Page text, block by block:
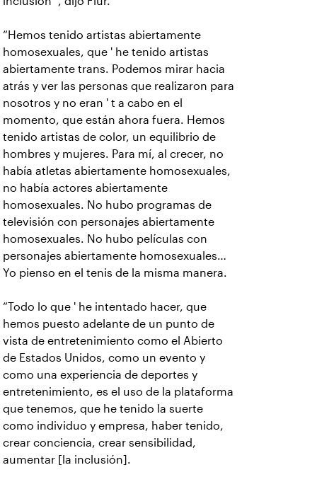
“Hemos tenido artistas abiertamente
homosexuales, que ' he tenido artistas
abiertamente trans. Podemos mirar hacia
atrás y ver las personas que realizaron para
nosotros y no eran ' t a cabo en el
momento, que están ahora fuera. Hemos
tenido artistas de color, un equilibrio de
hombres y mujeres. Para mí, al crecer, no
había atletas abiertamente homosexuales,
no había actores abiertamente
homosexuales. No hubo programas de
televisión con personajes abiertamente
homosexuales. No hubo películas con
personajes abiertamente homosexuales…
Yo pienso en el tenis de la misma manera.
“Todo lo que ' he intentado hacer, que
hemos puesto adelante de un punto de
vista de entretenimiento como el Abierto
de Estados Unidos, como un evento y
como una experiencia de deportes y
entretenimiento, es el uso de la plataforma
que tenemos, que he tenido la suerte
como individuo y empresa, haber tenido,
crear conciencia, crear sensibilidad,
aumentar [la inclusión].